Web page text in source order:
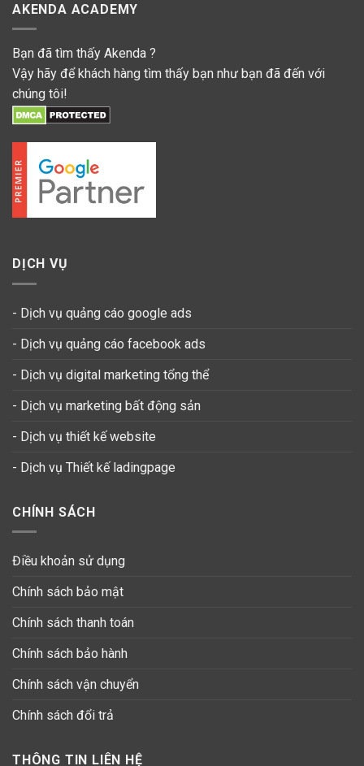
AKENDA ACADEMY
Bạn đã tìm thấy Akenda ?
Vậy hãy để khách hàng tìm thấy bạn như bạn đã đến với
chúng tôi!
DỊCH VỤ
- Dịch vụ quảng cáo google ads
- Dịch vụ quảng cáo facebook ads
- Dịch vụ digital marketing tổng thể
- Dịch vụ marketing bất động sản
- Dịch vụ thiết kế website
- Dịch vụ Thiết kế ladingpage
CHÍNH SÁCH
Điều khoản sử dụng
Chính sách bảo mật
Chính sách thanh toán
Chính sách bảo hành
Chính sách vận chuyển
Chính sách đổi trả
THÔNG TIN LIÊN HỆ